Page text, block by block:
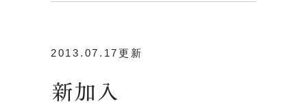
2013.07.17更新
新加入